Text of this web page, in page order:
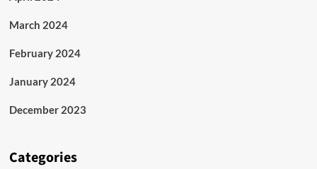
March 2024
February 2024
January 2024
December 2023
Categories